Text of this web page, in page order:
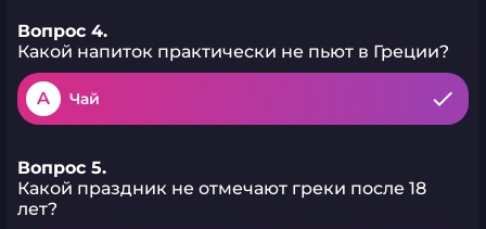
Вопрос 4.
Какой напиток практически не пьют в Греции?
A Чай
Вопрос 5.
Какой праздник не отмечают греки после 18
лет?